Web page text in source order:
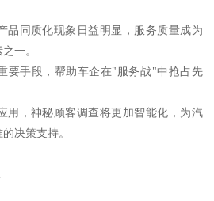
品同质化现象日益明显，服务质量成为
一。
要手段，帮助车企在"服务战"中抢占先
用，神秘顾客调查将更加智能化，为汽
决策支持。